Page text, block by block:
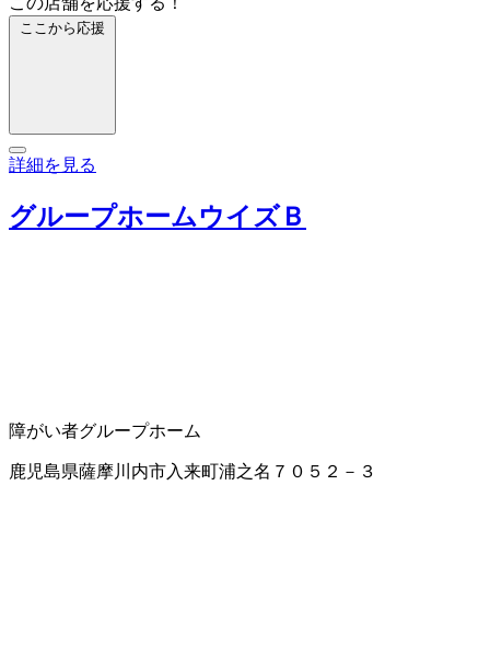
ここから応援
詳細を見る
グループホームウイズＢ
障がい者グループホーム
鹿児島県薩摩川内市入来町浦之名７０５２－３